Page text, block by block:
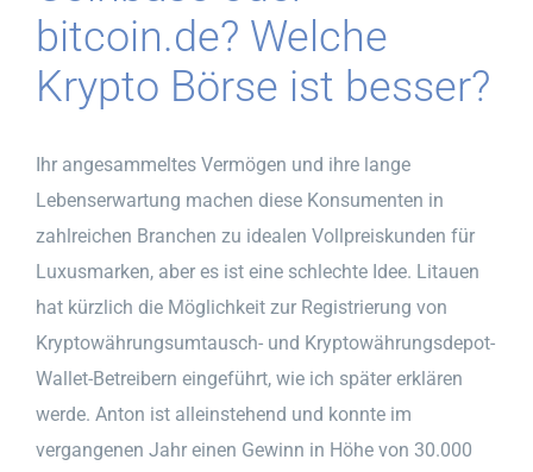
bitcoin.de? Welche
Krypto Börse ist besser?
Ihr angesammeltes Vermögen und ihre lange
Lebenserwartung machen diese Konsumenten in
zahlreichen Branchen zu idealen Vollpreiskunden für
Luxusmarken, aber es ist eine schlechte Idee. Litauen
hat kürzlich die Möglichkeit zur Registrierung von
Kryptowährungsumtausch- und Kryptowährungsdepot-
Wallet-Betreibern eingeführt, wie ich später erklären
werde. Anton ist alleinstehend und konnte im
vergangenen Jahr einen Gewinn in Höhe von 30.000